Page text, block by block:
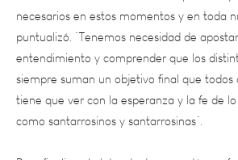
entendimiento y comprender que los
siempre suman un objetivo final que
tiene que ver con la esperanza y la fe de
como santarrosinos y santarrosinas”.
Para finalizar, la Intendenta, recordó una